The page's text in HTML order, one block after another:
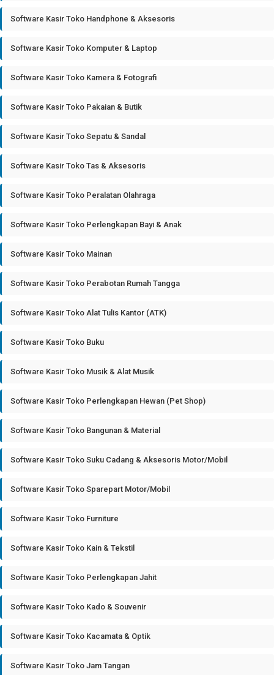
Software Kasir Toko Handphone & Aksesoris
Software Kasir Toko Komputer & Laptop
Software Kasir Toko Kamera & Fotografi
Software Kasir Toko Pakaian & Butik
Software Kasir Toko Sepatu & Sandal
Software Kasir Toko Tas & Aksesoris
Software Kasir Toko Peralatan Olahraga
Software Kasir Toko Perlengkapan Bayi & Anak
Software Kasir Toko Mainan
Software Kasir Toko Perabotan Rumah Tangga
Software Kasir Toko Alat Tulis Kantor (ATK)
Software Kasir Toko Buku
Software Kasir Toko Musik & Alat Musik
Software Kasir Toko Perlengkapan Hewan (Pet Shop)
Software Kasir Toko Bangunan & Material
Software Kasir Toko Suku Cadang & Aksesoris Motor/Mobil
Software Kasir Toko Sparepart Motor/Mobil
Software Kasir Toko Furniture
Software Kasir Toko Kain & Tekstil
Software Kasir Toko Perlengkapan Jahit
Software Kasir Toko Kado & Souvenir
Software Kasir Toko Kacamata & Optik
Software Kasir Toko Jam Tangan